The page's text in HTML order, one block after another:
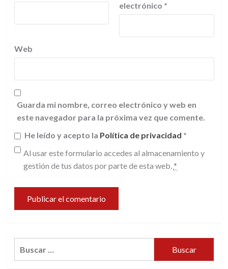
electrónico *
Web
Guarda mi nombre, correo electrónico y web en
este navegador para la próxima vez que comente.
He leído y acepto la Política de privacidad *
Al usar este formulario accedes al almacenamiento y
gestión de tus datos por parte de esta web. *